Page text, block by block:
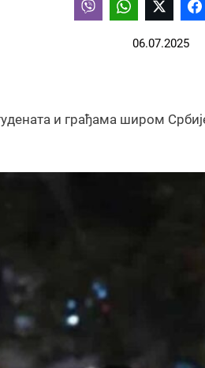
06.07.2025
и грађама широм